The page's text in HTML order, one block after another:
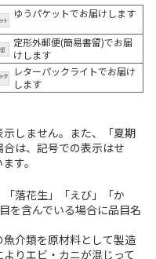
ゆうパケットでお届けします
定形外郵便(簡易書留)でお届
けします
レターパックライトでお届け
します
しません。また、「夏期
は、記号での表示はせ
す。
落花生」「えび」「か
を含んでいる場合に品目名
介類を原材料として製造
りエビ・カニが混じって